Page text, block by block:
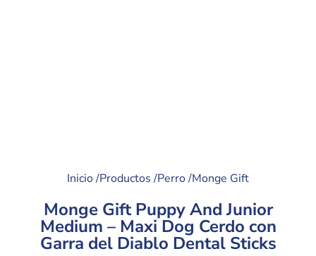
Inicio /Productos /Perro /Monge Gift
Monge Gift Puppy And Junior
Medium – Maxi Dog Cerdo con
Garra del Diablo Dental Sticks